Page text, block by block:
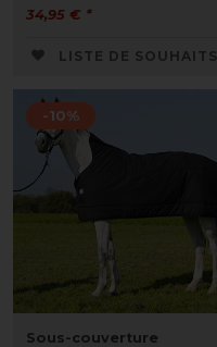
34,95 € *
LISTE DE SOUHAITS
-10%
Sous-couverture